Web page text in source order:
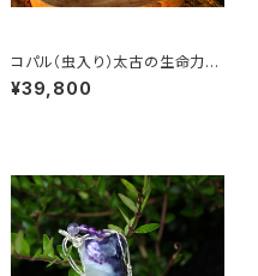
コパル（虫入り）太古の生命力
集中力 粘り強さ 邪気を払う
¥39,800